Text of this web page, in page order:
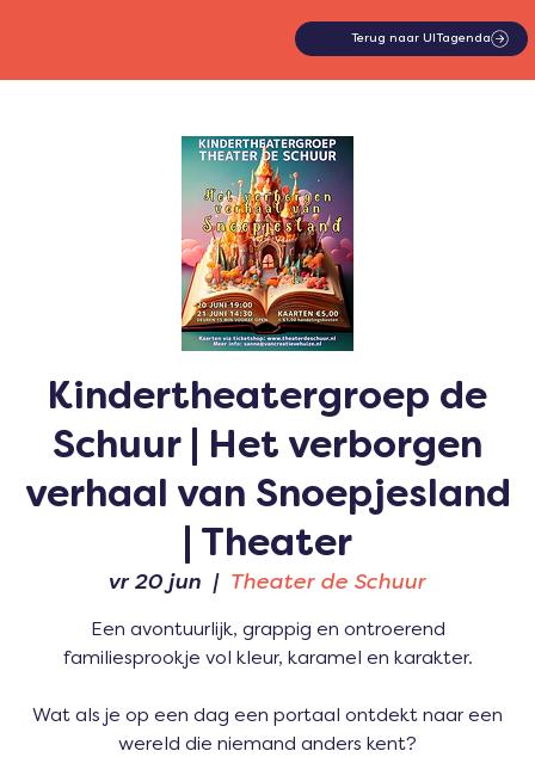
Terug naar UITagenda
Kindertheatergroep de
Schuur | Het verborgen
verhaal van Snoepjesland
| Theater
vr 20 jun
  |
Theater de Schuur
Een avontuurlijk, grappig en ontroerend
familiesprookje vol kleur, karamel en karakter.
Wat als je op een dag een portaal ontdekt naar een
wereld die niemand anders kent?